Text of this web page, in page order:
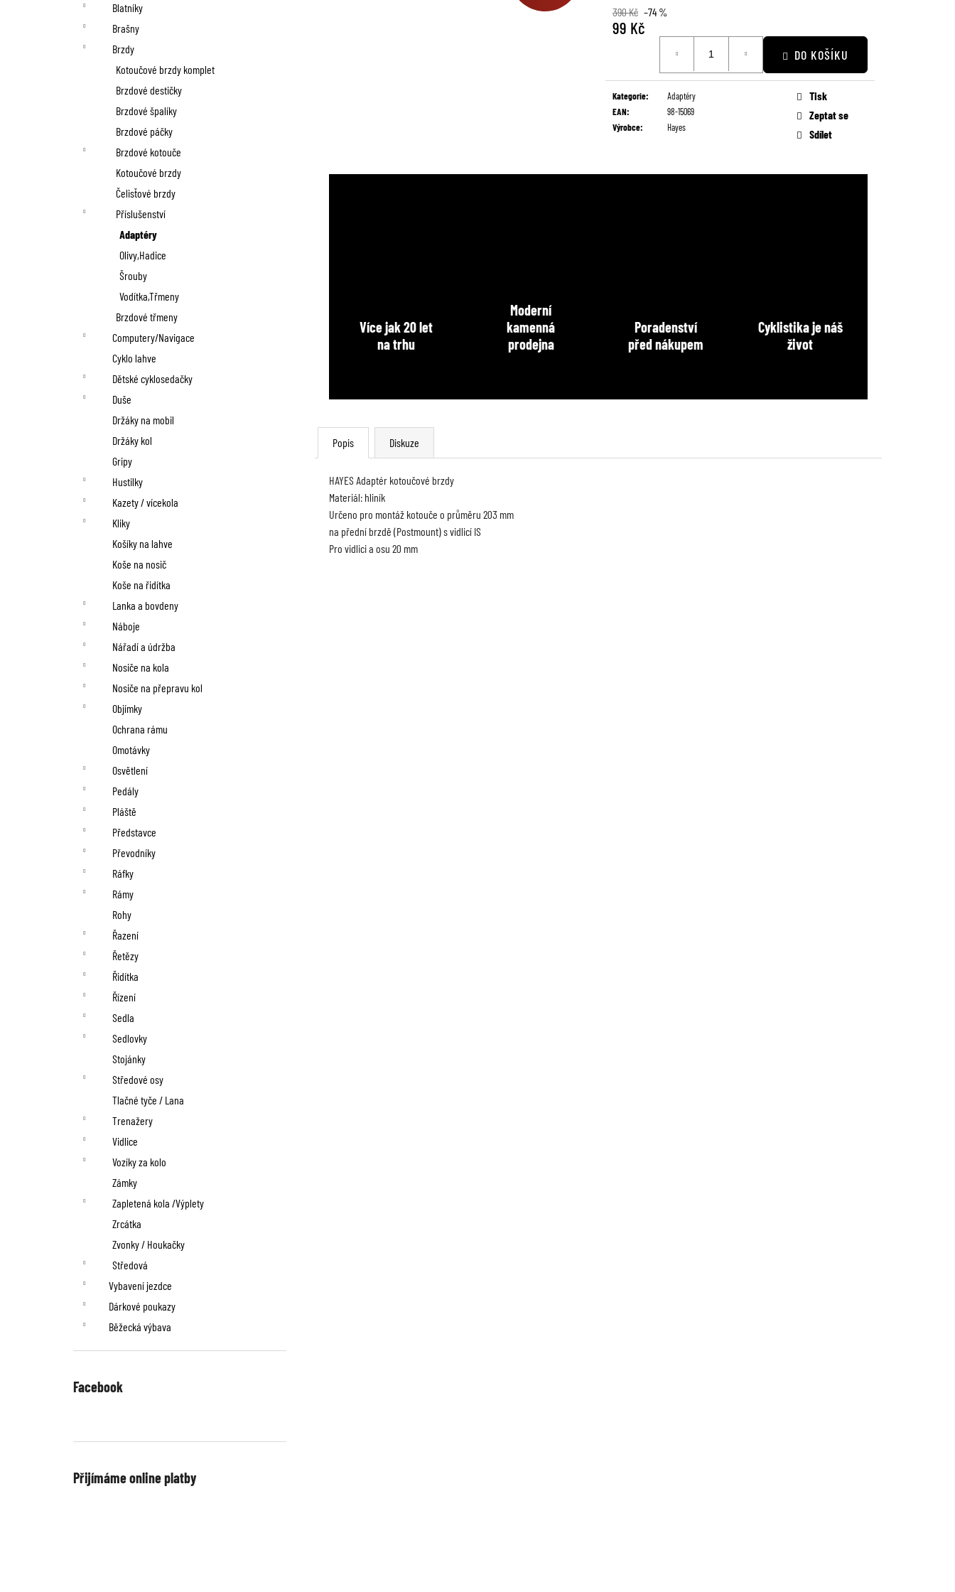
Blatníky
Brašny
Brzdy
Kotoučové brzdy komplet
Brzdové destičky
Brzdové špalíky
Brzdové páčky
Brzdové kotouče
Kotoučové brzdy
Čelisťové brzdy
Příslušenství
Adaptéry
Olivy,Hadice
Šrouby
Vodítka,Třmeny
Brzdové třmeny
Computery/Navigace
Cyklo lahve
Dětské cyklosedačky
Duše
Držáky na mobil
Držáky kol
Gripy
Hustilky
Kazety / vícekola
Kliky
Košíky na lahve
Koše na nosič
Koše na řidítka
Lanka a bovdeny
Náboje
Nářadí a údržba
Nosiče na kola
Nosiče na přepravu kol
Objímky
Ochrana rámu
Omotávky
Osvětlení
Pedály
Pláště
Představce
Převodníky
Ráfky
Rámy
Rohy
Řazení
Řetězy
Řidítka
Řízení
Sedla
Sedlovky
Stojánky
Středové osy
Tlačné tyče / Lana
Trenažery
Vidlice
Vozíky za kolo
Zámky
Zapletená kola /Výplety
Zrcátka
Zvonky / Houkačky
Středová
Vybavení jezdce
Dárkové poukazy
Běžecká výbava
Facebook
Přijímáme online platby
390 Kč –74 %
99 Kč
DO KOŠÍKU
Kategorie:
Adaptéry
EAN:
98-15069
Výrobce: Hayes
Tisk
Zeptat se
Sdílet
Více jak 20 let
na trhu
Moderní
kamenná
prodejna
Poradenství
před nákupem
Cyklistika je náš
život
Popis Diskuze
HAYES Adaptér kotoučové brzdy
Materiál: hliník
Určeno pro montáž kotouče o průměru 203 mm
na přední brzdě (Postmount) s vidlicí IS
Pro vidlici a osu 20 mm